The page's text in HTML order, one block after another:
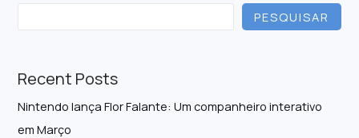
PESQUISAR
Recent Posts
Nintendo lança Flor Falante: Um companheiro interativo
em Março